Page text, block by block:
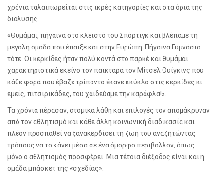
χρόνια ταλαιπωρείται στις ικρές κατηγορίες και στα όρια της
διάλυσης.
«Θυμάμαι, πήγαινα στο κλειστό του Σπόρτιγκ και βλέπαμε τη
μεγάλη ομάδα που έπαιξε και στην Ευρώπη. Πήγαινα Γυμνάσιο
τότε. Οι κερκίδες ήταν πολύ κοντά στο παρκέ και θυμάμαι
χαρακτηριστικά εκείνο τον παικταρά τον Μίτσελ Ουίγκινς που
κάθε φορά που έβαζε τρίποντο έκανε κκύκλο στις κερκίδες κι
εμείς, πιτσιρικάδες, του χαϊδεύαμε την καράφλα!».
Τα χρόνια πέρασαν, ατομικά λάθη και επιλογές τον απομάκρυναν
από τον αθλητισμό και κάθε άλλη κοινωνική διαδικασία και
πλέον προσπαθεί να ξανακερδίσει τη ζωή του αναζητώντας
τρόπους να το κάνει μέσα σε ένα όμορφο περιβάλλον, όπως
μόνο ο αθλητισμός προσφέρει. Μια τέτοια διέξοδος είναι και η
ομάδα μπάσκετ της «σχεδίας».